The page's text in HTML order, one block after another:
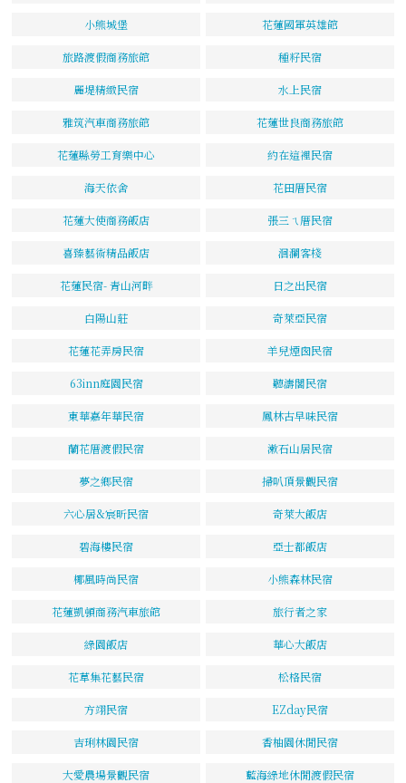
小熊城堡 花蓮國軍英雄館
旅路渡假商務旅館 種籽民宿
麗堤精緻民宿 水上民宿
雅筑汽車商務旅館 花蓮世良商務旅館
花蓮縣勞工育樂中心 約在這裡民宿
海天依舍 花田厝民宿
花蓮大使商務飯店 張三ㄟ厝民宿
喜臻藝術精品飯店 洄瀾客棧
花蓮民宿- 青山河畔 日之出民宿
白陽山莊 奇萊亞民宿
花蓮花弄房民宿 羊兒煙囪民宿
63inn庭園民宿 聽濤閣民宿
東華嘉年華民宿 鳳林古早味民宿
蘭花厝渡假民宿 漱石山居民宿
夢之鄉民宿 掃叭頂景觀民宿
六心居&宸昕民宿 奇萊大飯店
碧海樓民宿 亞士都飯店
椰風時尚民宿 小熊森林民宿
花蓮凱頓商務汽車旅館 旅行者之家
綠園飯店 華心大飯店
花草集花藝民宿 松格民宿
方翊民宿 EZday民宿
吉琍林園民宿 香柚園休閒民宿
大愛農場景觀民宿 藍海綠地休閒渡假民宿